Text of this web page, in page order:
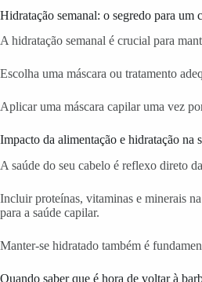
Hidratação semanal: o segredo para um
A hidratação semanal é crucial para
Escolha uma máscara ou tratamento
Aplicar uma máscara capilar uma vez
Impacto da alimentação e hidratação na
A saúde do seu cabelo é reflexo direto
Incluir proteínas, vitaminas e minerais
para a saúde capilar.
Manter-se hidratado também é
Quando saber que é hora de voltar à